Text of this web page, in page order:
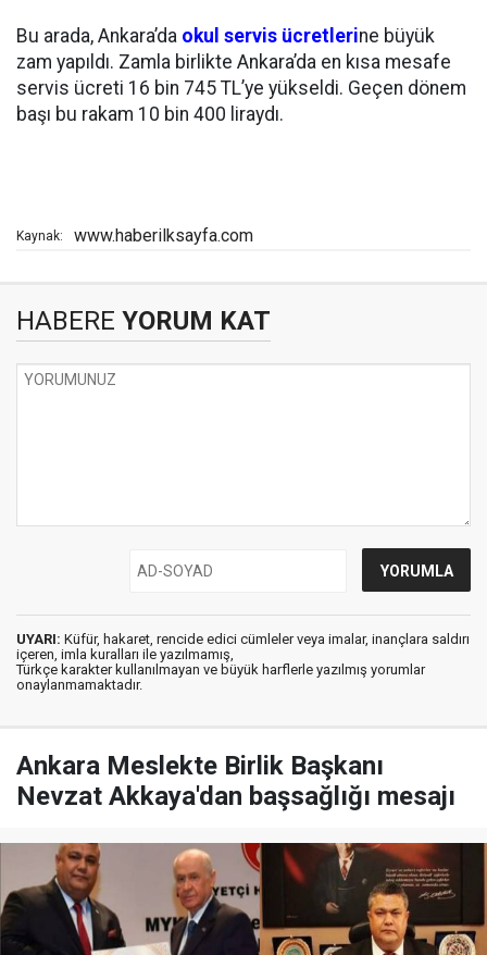
Bu arada, Ankara’da okul servis ücretlerine büyük
zam yapıldı. Zamla birlikte Ankara’da en kısa mesafe
servis ücreti 16 bin 745 TL’ye yükseldi. Geçen dönem
başı bu rakam 10 bin 400 liraydı.
Kaynak: www.haberilksayfa.com
HABERE YORUM KAT
UYARI: Küfür, hakaret, rencide edici cümleler veya imalar, inançlara saldırı
içeren, imla kuralları ile yazılmamış,
Türkçe karakter kullanılmayan ve büyük harflerle yazılmış yorumlar
onaylanmamaktadır.
Ankara Meslekte Birlik Başkanı
Nevzat Akkaya'dan başsağlığı mesajı